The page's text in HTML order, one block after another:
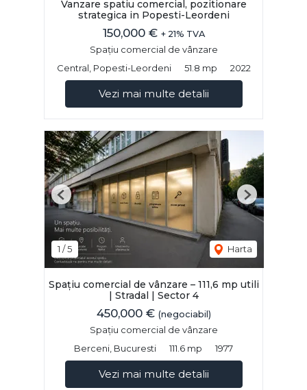
Vanzare spatiu comercial, pozitionare
strategica in Popesti-Leordeni
150,000 € + 21% TVA
Spațiu comercial de vânzare
Central, Popesti-Leordeni
51.8 mp 2022
Vezi mai multe detalii
1 /5 Harta
Previous Next
Spațiu comercial de vânzare – 111,6 mp utili
| Stradal | Sector 4
450,000 € (negociabil)
Spațiu comercial de vânzare
Berceni, Bucuresti
111.6 mp 1977
Vezi mai multe detalii